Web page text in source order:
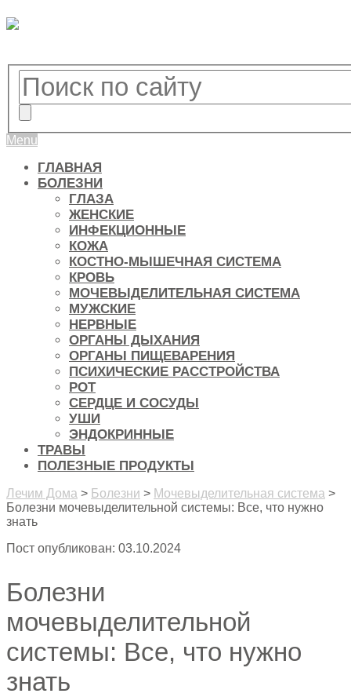
Menu
ГЛАВНАЯ
БОЛЕЗНИ
ГЛАЗА
ЖЕНСКИЕ
ИНФЕКЦИОННЫЕ
КОЖА
КОСТНО-МЫШЕЧНАЯ СИСТЕМА
КРОВЬ
МОЧЕВЫДЕЛИТЕЛЬНАЯ СИСТЕМА
МУЖСКИЕ
НЕРВНЫЕ
ОРГАНЫ ДЫХАНИЯ
ОРГАНЫ ПИЩЕВАРЕНИЯ
ПСИХИЧЕСКИЕ РАССТРОЙСТВА
РОТ
СЕРДЦЕ И СОСУДЫ
УШИ
ЭНДОКРИННЫЕ
ТРАВЫ
ПОЛЕЗНЫЕ ПРОДУКТЫ
Лечим Дома > Болезни > Мочевыделительная система >
Болезни мочевыделительной системы: Все, что нужно
знать
Пост опубликован: 03.10.2024
Болезни
мочевыделительной
системы: Все, что нужно
знать